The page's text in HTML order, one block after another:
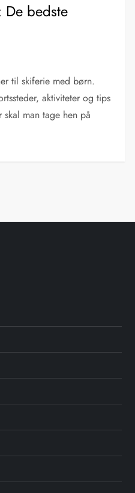
bedste
til skiferie med børn.
aktiviteter og tips
man tage hen på